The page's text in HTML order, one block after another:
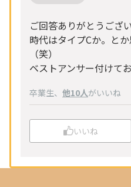
ご回答ありがとうござい
時代はタイプCか。と
（笑）
ベストアンサー付けてお
卒業生、 他10人がいいね
いいね